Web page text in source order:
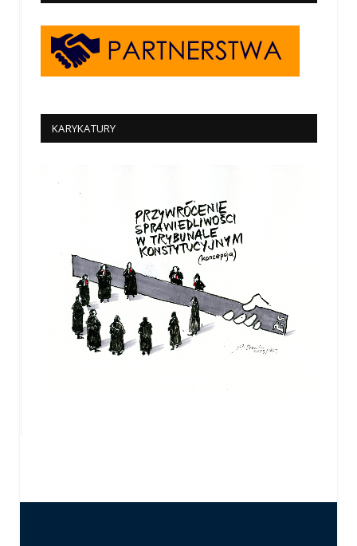
KARYKATURY